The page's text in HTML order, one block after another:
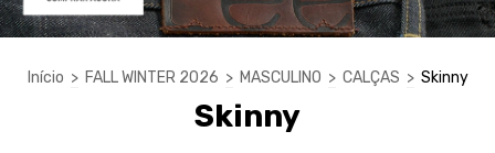
Início > FALL WINTER 2026 > MASCULINO > CALÇAS > Skinny
Skinny